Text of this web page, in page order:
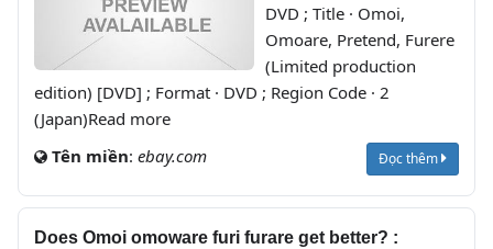
DVD ; Title · Omoi,
Omoare, Pretend, Furere
(Limited production
edition) [DVD] ; Format · DVD ; Region Code · 2
(Japan)Read more
Tên miền: ebay.com Đọc thêm
Does Omoi omoware furi furare get better? :